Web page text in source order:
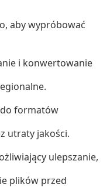
aby wypróbować
i konwertowanie
do formatów
utraty jakości.
ulepszanie,
plików przed